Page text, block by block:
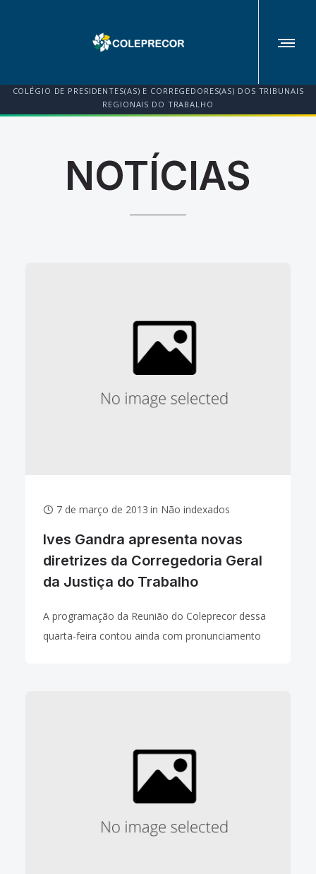
COLÉGIO DE PRESIDENTES(AS) E CORREGEDORES(AS) DOS TRIBUNAIS
REGIONAIS DO TRABALHO
NOTÍCIAS
7 de março de 2013 in Não indexados
Ives Gandra apresenta novas
diretrizes da Corregedoria Geral
da Justiça do Trabalho
A programação da Reunião do Coleprecor dessa
quarta-feira contou ainda com pronunciamento